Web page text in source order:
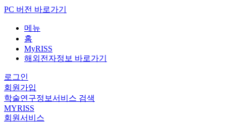
PC 버전 바로가기
메뉴
홈
MyRISS
해외전자정보 바로가기
로그인
회원가입
학술연구정보서비스 검색
MYRISS
회원서비스